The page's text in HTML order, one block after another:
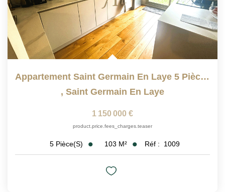
Appartement Saint Germain En Laye 5 Pièce(s) 103 M2 AVEC...
, Saint Germain En Laye
1 150 000 €
product.price.fees_charges.teaser
5 Pièce(s) 103 M² Réf : 1009